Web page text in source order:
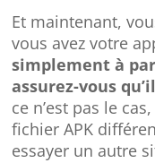
Et maintenant,
vous avez votre
simplement à
assurez-vous
ce n’est pas le
fichier APK
essayer un autre